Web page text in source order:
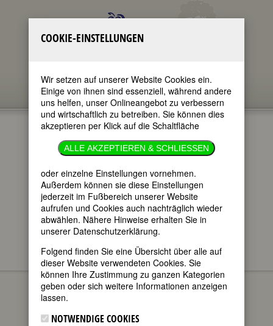
CAMILLA
COLLETT
im ganzen Text
nur in Titeln
BIOGRAPHIEN Camilla Collett
(Camilla
Jacobine
Wergeland
COOKIE-EINSTELLUNGEN
Wir setzen auf unserer Website Cookies ein.
Einige von ihnen sind essenziell, während andere
uns helfen, unser Onlineangebot zu verbessern
und wirtschaftlich zu betreiben. Sie können dies
akzeptieren per Klick auf die Schaltfläche
ALLE AKZEPTIEREN & SCHLIESSEN
oder einzelne Einstellungen vornehmen.
Außerdem können sie diese Einstellungen
jederzeit im Fußbereich unserer Website
aufrufen und Cookies auch nachträglich wieder
abwählen. Nähere Hinweise erhalten Sie in
unserer Datenschutzerklärung.
Folgend finden Sie eine Übersicht über alle auf
dieser Website verwendeten Cookies. Sie
können Ihre Zustimmung zu ganzen Kategorien
geben oder sich weitere Informationen anzeigen
lassen.
NOTWENDIGE COOKIES